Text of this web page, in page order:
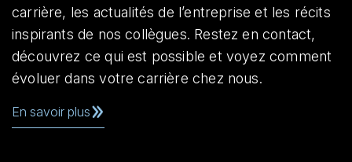
carrière, les actualités de l’entreprise et les récits
inspirants de nos collègues. Restez en contact,
découvrez ce qui est possible et voyez comment
évoluer dans votre carrière chez nous.
En savoir plus